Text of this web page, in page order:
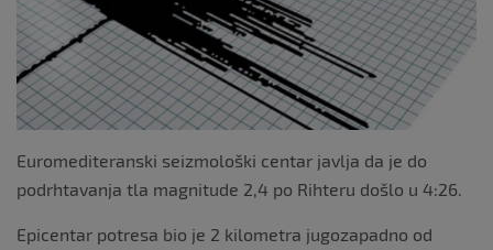
Euromediteranski seizmološki centar javlja da je do
podrhtavanja tla magnitude 2,4 po Rihteru došlo u 4:26.
Epicentar potresa bio je 2 kilometra jugozapadno od